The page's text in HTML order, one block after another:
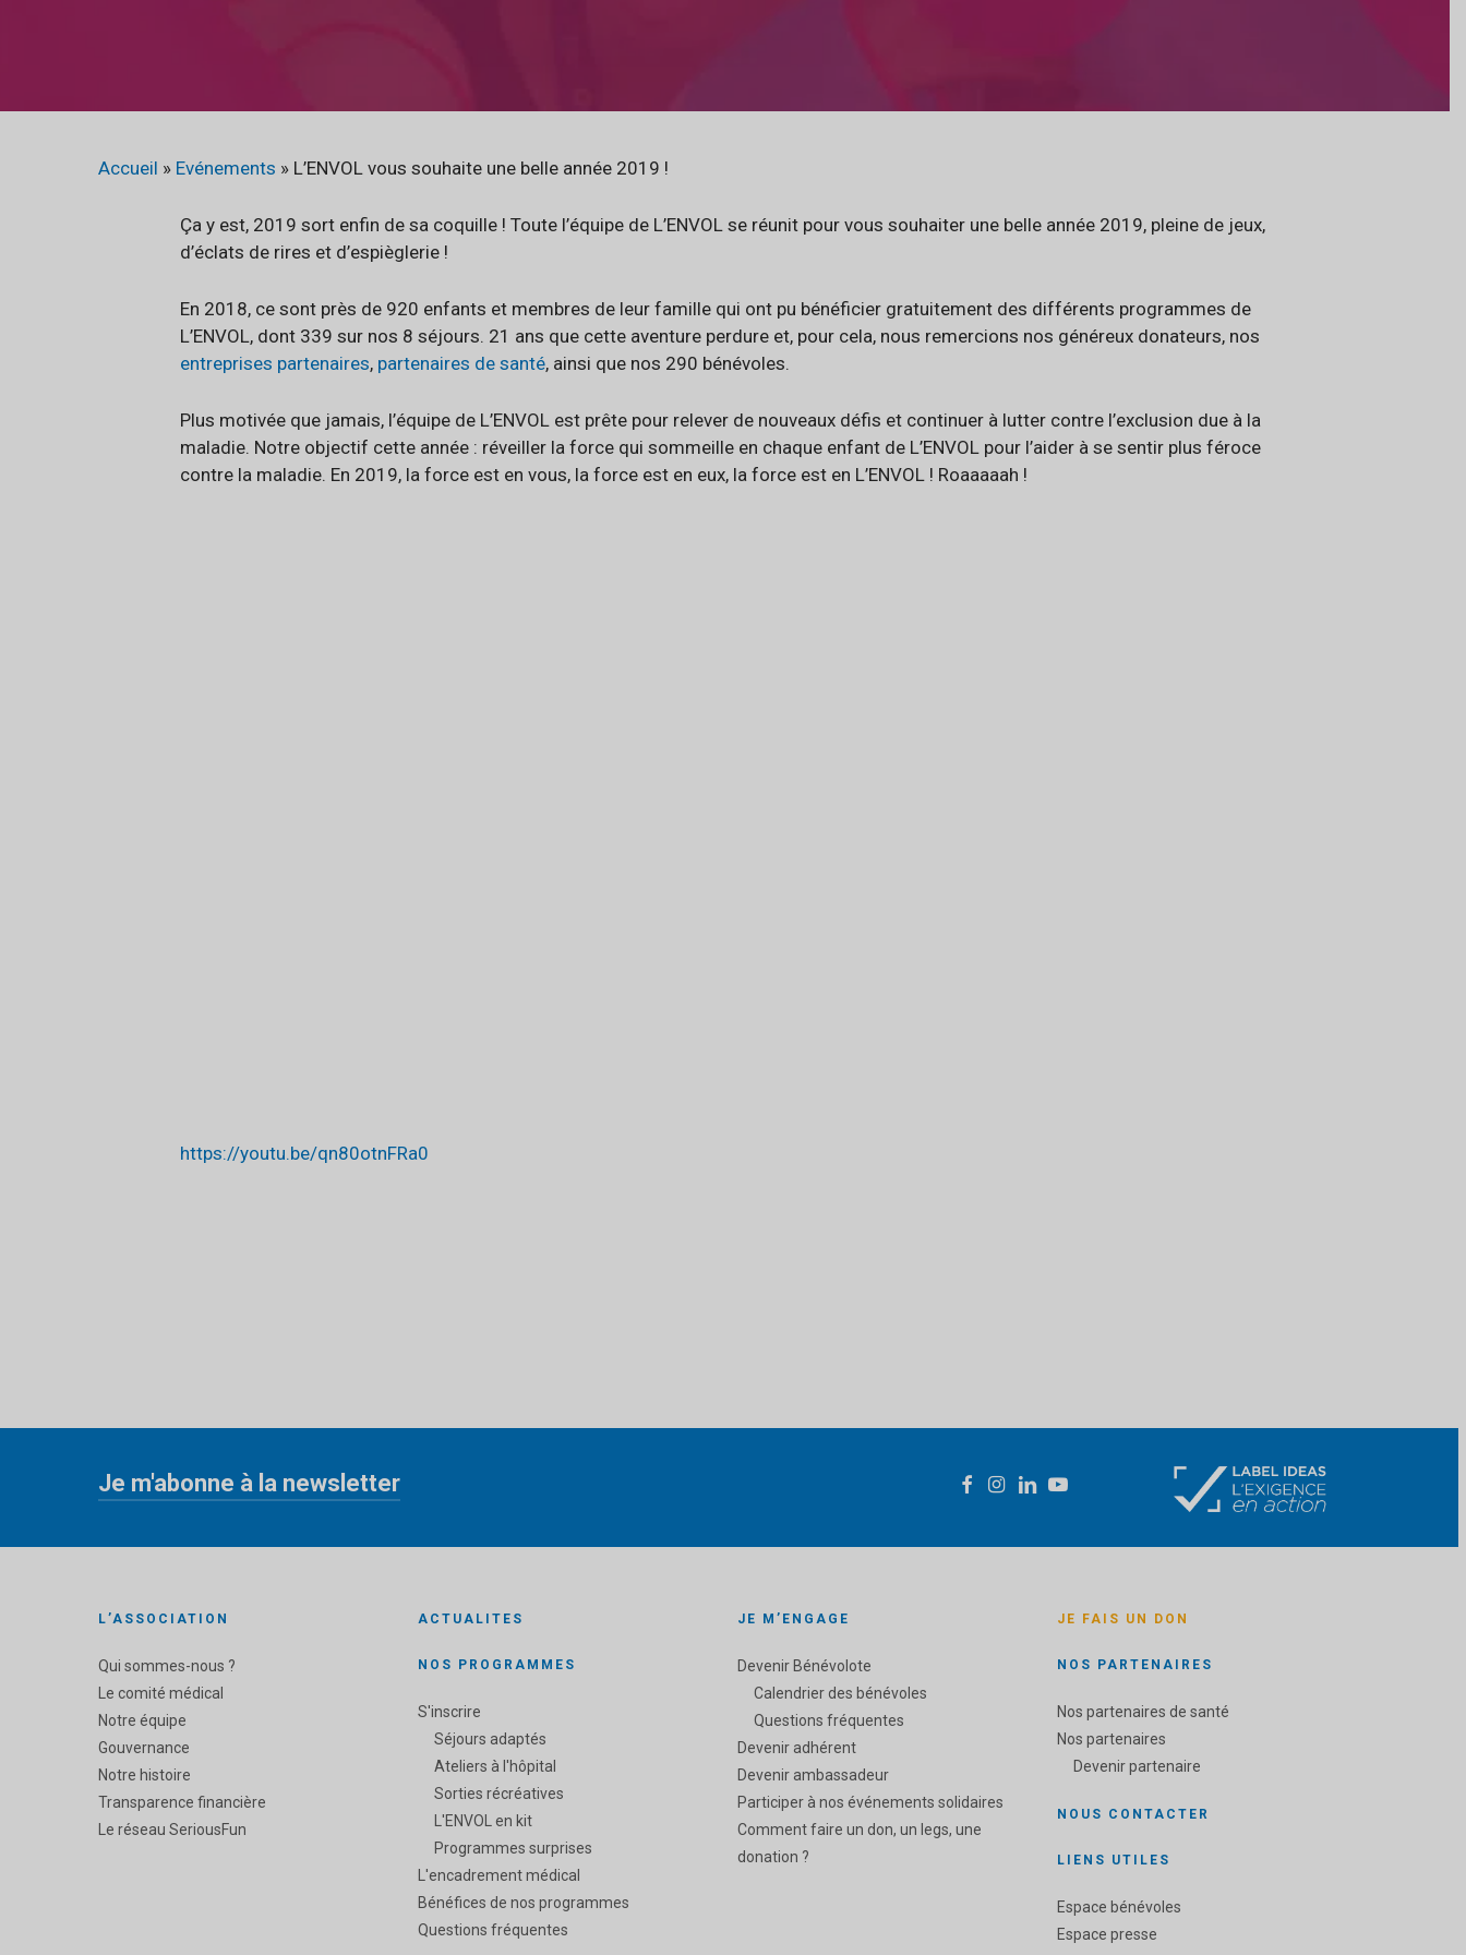
Accueil » Evénements » L’ENVOL vous souhaite une belle année 2019 !
Ça y est, 2019 sort enfin de sa coquille ! Toute l’équipe de L’ENVOL se réunit pour vous souhaiter une belle année 2019, pleine de jeux,
d’éclats de rires et d’espièglerie !
En 2018, ce sont près de 920 enfants et membres de leur famille qui ont pu bénéficier gratuitement des différents programmes de
L’ENVOL, dont 339 sur nos 8 séjours. 21 ans que cette aventure perdure et, pour cela, nous remercions nos généreux donateurs, nos
entreprises partenaires, partenaires de santé, ainsi que nos 290 bénévoles.
Plus motivée que jamais, l’équipe de L’ENVOL est prête pour relever de nouveaux défis et continuer à lutter contre l’exclusion due à la
maladie. Notre objectif cette année : réveiller la force qui sommeille en chaque enfant de L’ENVOL pour l’aider à se sentir plus féroce
contre la maladie. En 2019, la force est en vous, la force est en eux, la force est en L’ENVOL ! Roaaaaah !
https://youtu.be/qn80otnFRa0
Je m'abonne à la newsletter
L’ASSOCIATION
Qui sommes-nous ?
Le comité médical
Notre équipe
Gouvernance
Notre histoire
Transparence financière
Le réseau SeriousFun
ACTUALITES
NOS PROGRAMMES
S'inscrire
Séjours adaptés
Ateliers à l'hôpital
Sorties récréatives
L'ENVOL en kit
Programmes surprises
L'encadrement médical
Bénéfices de nos programmes
Questions fréquentes
JE M’ENGAGE
Devenir Bénévolote
Calendrier des bénévoles
Questions fréquentes
Devenir adhérent
Devenir ambassadeur
Participer à nos événements solidaires
Comment faire un don, un legs, une
donation ?
JE FAIS UN DON
NOS PARTENAIRES
Nos partenaires de santé
Nos partenaires
Devenir partenaire
NOUS CONTACTER
LIENS UTILES
Espace bénévoles
Espace presse